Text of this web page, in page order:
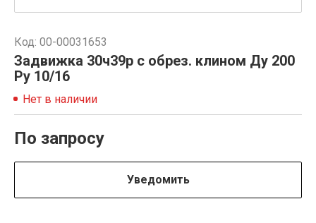
Код: 00-00031653
Задвижка 30ч39р с обрез. клином Ду 200
Ру 10/16
Нет в наличии
По запросу
Уведомить